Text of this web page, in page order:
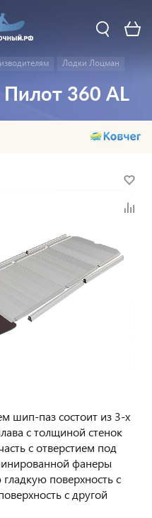
Лодки Лоцман
360 AL
шип-паз состоит из 3-х
с толщиной стенок
с отверстием под
фанеры
поверхность с
с другой